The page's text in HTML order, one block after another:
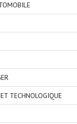
TECHNOLOGIQUE